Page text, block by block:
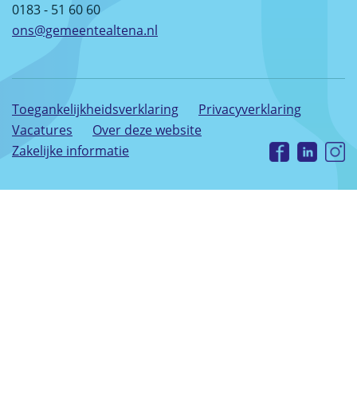
0183 - 51 60 60
ons@gemeentealtena.nl
Toegankelijkheidsverklaring
Privacyverklaring
Vacatures
Over deze website
Zakelijke informatie